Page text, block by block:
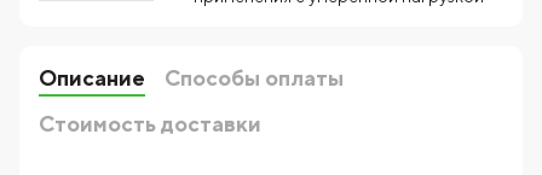
Описание
Способы оплаты
Стоимость доставки